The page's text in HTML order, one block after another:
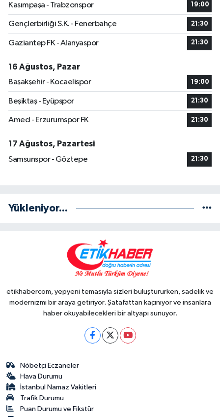
Kasımpaşa - Trabzonspor 19:00
Gençlerbirliği S.K. - Fenerbahçe 21:30
Gaziantep FK - Alanyaspor 21:30
16 Ağustos, Pazar
Başakşehir - Kocaelispor
19:00
Beşiktaş - Eyüpspor 21:30
Amed - Erzurumspor FK 21:30
17 Ağustos, Pazartesi
Samsunspor - Göztepe
21:30
Yükleniyor...
etikhabercom, yepyeni temasıyla sizleri buluştururken, sadelik ve
modernizmi bir araya getiriyor. Şatafattan kaçınıyor ve insanlara
haber okuyabilecekleri bir altyapı sunuyor.
Nöbetçi Eczaneler
Hava Durumu
İstanbul Namaz Vakitleri
Trafik Durumu
Puan Durumu ve Fikstür